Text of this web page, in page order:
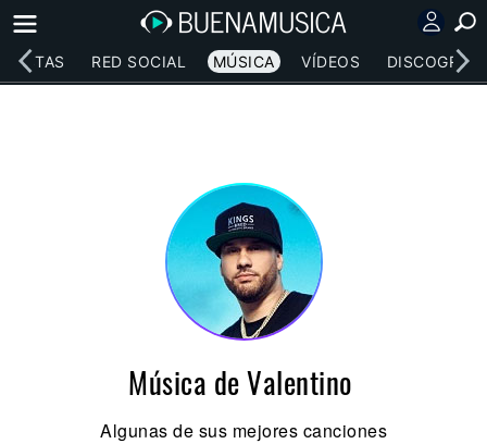
RED SOCIAL MÚSICA VÍDEOS
Música de Valentino
Algunas de sus mejores canciones